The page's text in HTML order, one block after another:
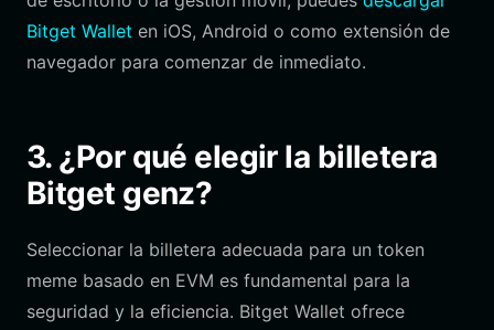
Bitget Wallet en iOS, Android o como extensión de
navegador para comenzar de inmediato.
3. ¿Por qué elegir la billetera
Bitget genz?
Seleccionar la billetera adecuada para un token
meme basado en EVM es fundamental para la
seguridad y la eficiencia. Bitget Wallet ofrece